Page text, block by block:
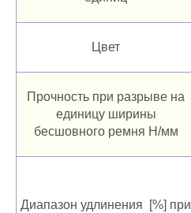
Цвет
Прочность при разрыве на
единицу ширины
бесшовного ремня Н/мм
Диапазон удлинения [%] при